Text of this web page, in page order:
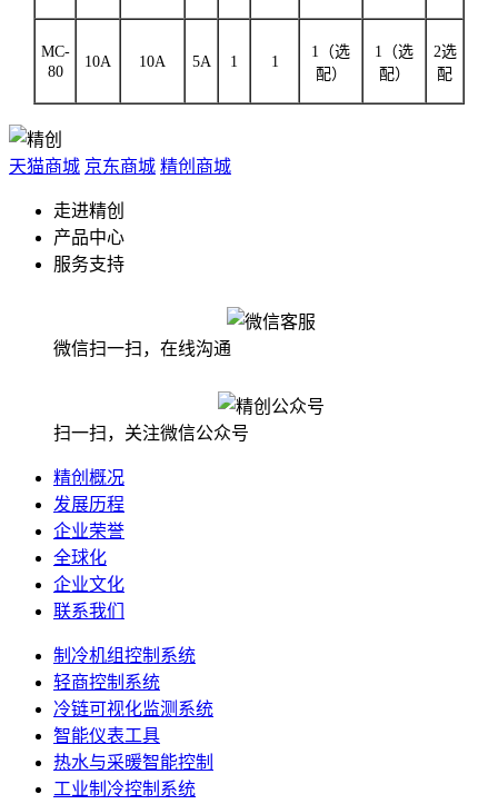
MC-
80
10A 10A 5A 1 1
1（选
配）
1（选
配）
2选
配
天猫商城 京东商城 精创商城
走进精创
产品中心
服务支持
微信扫一扫，在线沟通
扫一扫，关注微信公众号
精创概况
发展历程
企业荣誉
全球化
企业文化
联系我们
制冷机组控制系统
轻商控制系统
冷链可视化监测系统
智能仪表工具
热水与采暖智能控制
工业制冷控制系统